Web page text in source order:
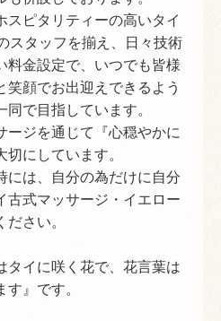
ピタリティーの高いタイ
スタッフを揃え、日々技術
料金設定で、いつでも皆様
笑顔でお出迎えできるよう
で目指しています。
ジを通じて『心穏やかに
にしています。
には、自分の為だけに自分
古式マッサージ・イエロー
さい。
イに咲く花で、花言葉は
』です。